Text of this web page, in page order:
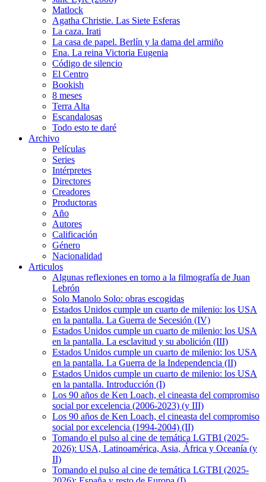
Matlock
Agatha Christie. Las Siete Esferas
La caza. Irati
La casa de papel. Berlín y la dama del armiño
Ena. La reina Victoria Eugenia
Código de silencio
El Centro
Bookish
8 meses
Terra Alta
Escandalosas
Todo esto te daré
Archivo
Películas
Series
Intérpretes
Directores
Creadores
Productoras
Año
Autores
Calificación
Género
Nacionalidad
Articulos
Algunas reflexiones en torno a la filmografía de Juan
Lebrón
Solo Manolo Solo: obras escogidas
Estados Unidos cumple un cuarto de milenio: los USA
en la pantalla. La Guerra de Secesión (IV)
Estados Unidos cumple un cuarto de milenio: los USA
en la pantalla. La esclavitud y su abolición (III)
Estados Unidos cumple un cuarto de milenio: los USA
en la pantalla. La Guerra de la Independencia (II)
Estados Unidos cumple un cuarto de milenio: los USA
en la pantalla. Introducción (I)
Los 90 años de Ken Loach, el cineasta del compromiso
social por excelencia (2006-2023) (y III)
Los 90 años de Ken Loach, el cineasta del compromiso
social por excelencia (1994-2004) (II)
Tomando el pulso al cine de temática LGTBI (2025-
2026): USA, Latinoamérica, Asia, África y Oceanía (y
II)
Tomando el pulso al cine de temática LGTBI (2025-